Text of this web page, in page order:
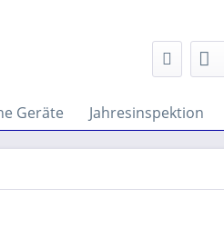
Geräte Jahresinspektion